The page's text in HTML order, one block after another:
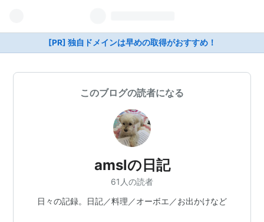
[PR] 独自ドメインは早めの取得がおすすめ！
このブログの読者になる
amslの日記
61人の読者
日々の記録。日記／料理／オーボエ／お出かけなど